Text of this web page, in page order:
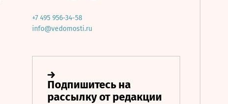
+7 495 956-34-58
info@vedomosti.ru